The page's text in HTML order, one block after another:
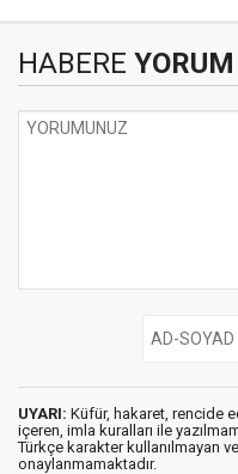
HABERE
UYARI: Küfür, hakaret, rencide
içeren, imla kuralları ile
Türkçe karakter kullanılmayan
onaylanmamaktadır.